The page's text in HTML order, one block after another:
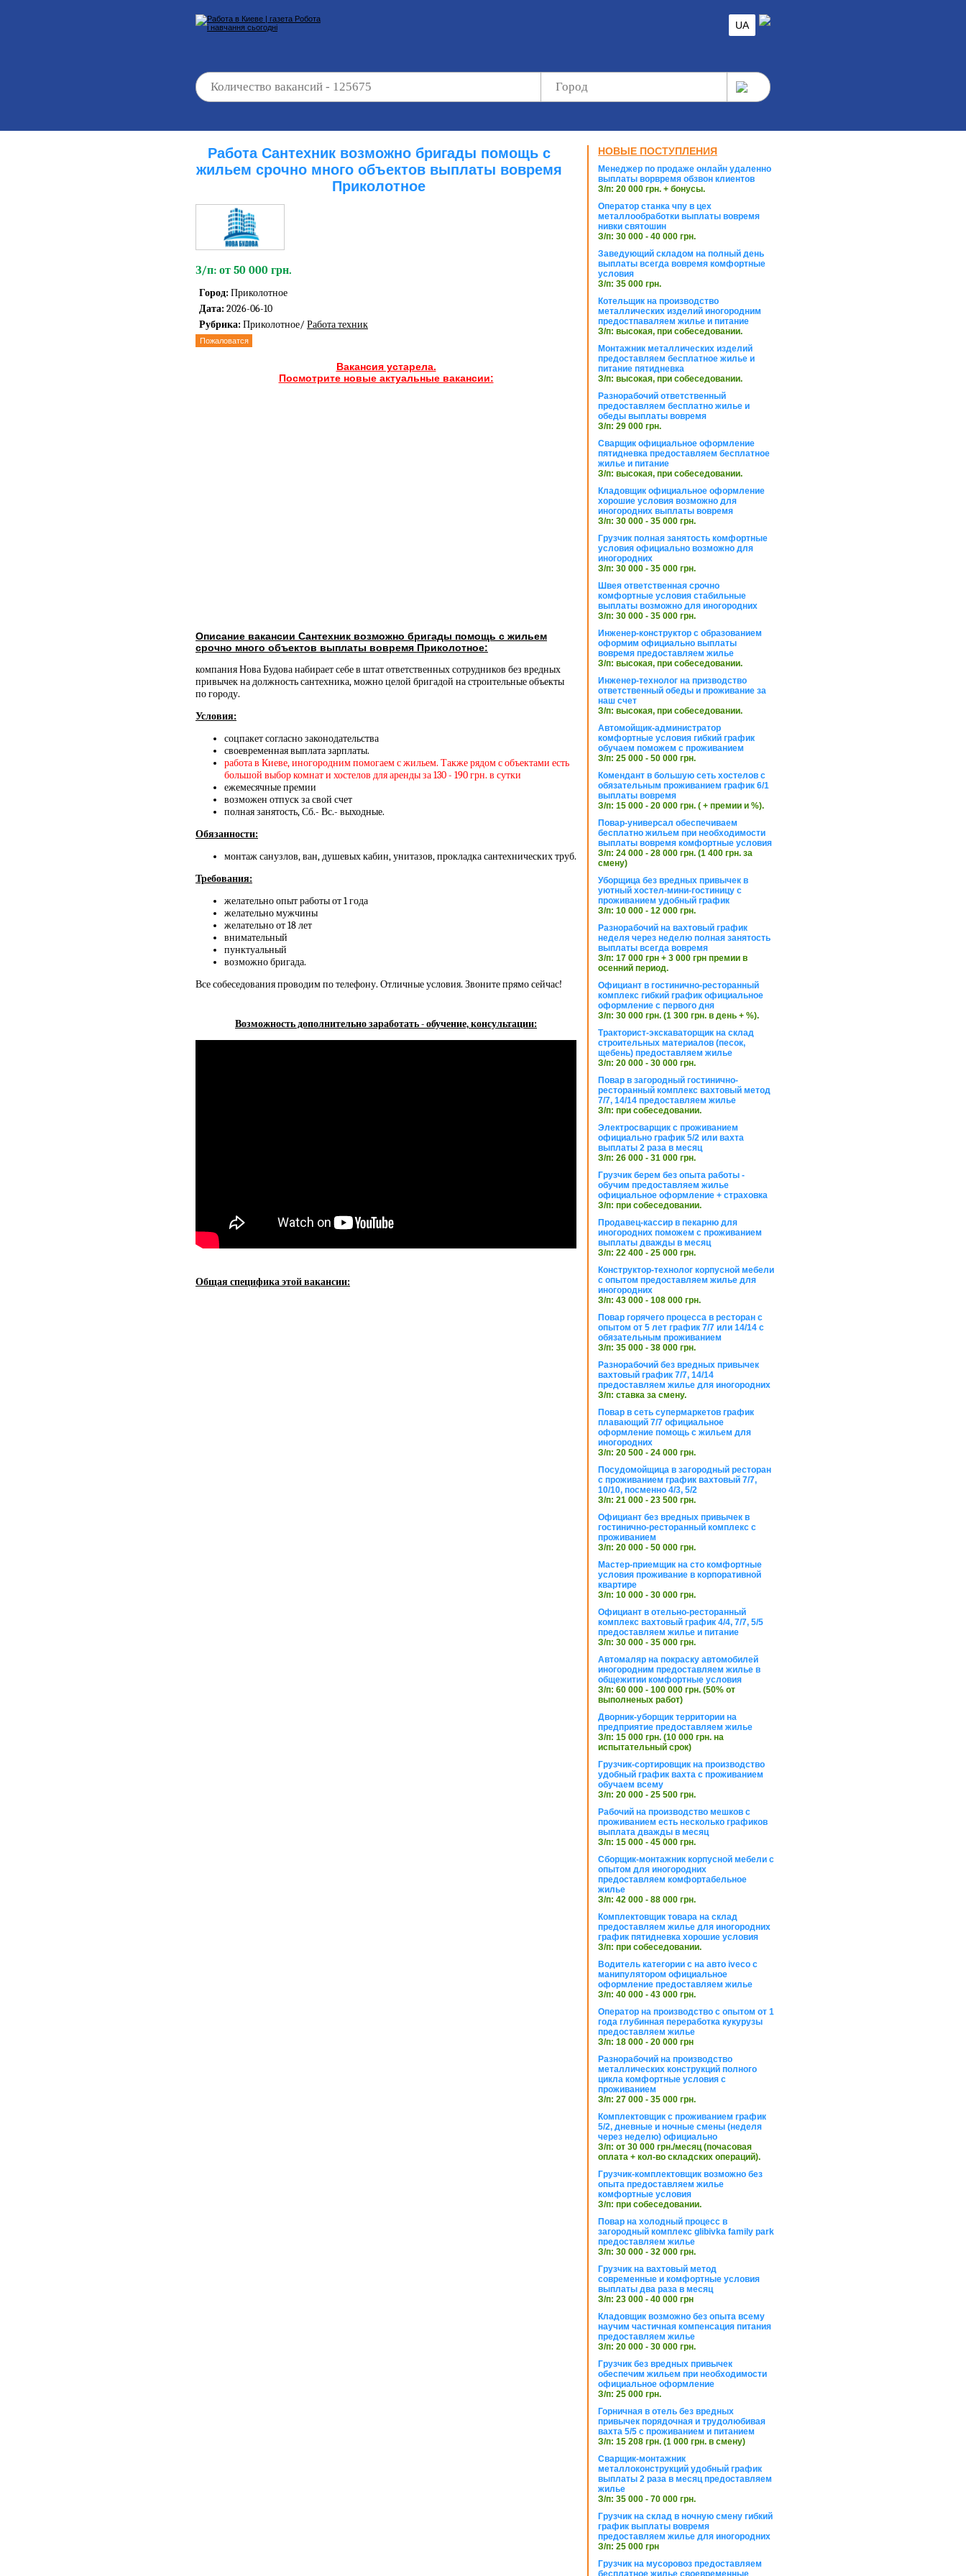
UA
Работа Сантехник возможно бригады помощь с
жильем срочно много объектов выплаты вовремя
Приколотное
З/п: от 50 000 грн.
Город: Приколотное
Дата: 2026-06-10
Рубрика: Приколотное/ Работа техник
Пожаловатся
Вакансия устарела.
Посмотрите новые актуальные вакансии:
Описание вакансии Сантехник возможно бригады помощь с жильем
срочно много объектов выплаты вовремя Приколотное:
компания Нова Будова набирает себе в штат ответственных сотрудников без вредных
привычек на должность сантехника, можно целой бригадой на строительные объекты
по городу.
Условия:
соцпакет согласно законодательства
своевременная выплата зарплаты.
работа в Киеве, иногородним помогаем с жильем. Также рядом с объектами есть
большой выбор комнат и хостелов для аренды за 130 - 190 грн. в сутки
ежемесячные премии
возможен отпуск за свой счет
полная занятость, Сб.- Вс.- выходные.
Обязанности:
монтаж санузлов, ван, душевых кабин, унитазов, прокладка сантехнических труб.
Требования:
желательно опыт работы от 1 года
желательно мужчины
желательно от 18 лет
внимательный
пунктуальный
возможно бригада.
Все собеседования проводим по телефону. Отличные условия. Звоните прямо сейчас!
Возможность дополнительно заработать - обучение, консультации:
Общая специфика этой вакансии:
НОВЫЕ ПОСТУПЛЕНИЯ
Менеджер по продаже онлайн удаленно
выплаты ворвремя обзвон клиентов
З/п: 20 000 грн. + бонусы.
Оператор станка чпу в цех
металлообработки выплаты вовремя
нивки святошин
З/п: 30 000 - 40 000 грн.
Заведующий складом на полный день
выплаты всегда вовремя комфортные
условия
З/п: 35 000 грн.
Котельщик на производство
металлических изделий иногородним
предостпаваляем жилье и питание
З/п: высокая, при собеседовании.
Монтажник металлических изделий
предоставляем бесплатное жилье и
питание пятидневка
З/п: высокая, при собеседовании.
Разнорабочий ответственный
предоставляем бесплатно жилье и
обеды выплаты вовремя
З/п: 29 000 грн.
Сварщик официальное оформление
пятидневка предоставляем бесплатное
жилье и питание
З/п: высокая, при собеседовании.
Кладовщик официальное оформление
хорошие условия возможно для
иногородних выплаты вовремя
З/п: 30 000 - 35 000 грн.
Грузчик полная занятость комфортные
условия официально возможно для
иногородних
З/п: 30 000 - 35 000 грн.
Швея ответственная срочно
комфортные условия стабильные
выплаты возможно для иногородних
З/п: 30 000 - 35 000 грн.
Инженер-конструктор с образованием
оформим официально выплаты
вовремя предоставляем жилье
З/п: высокая, при собеседовании.
Инженер-технолог на призводство
ответственный обеды и проживание за
наш счет
З/п: высокая, при собеседовании.
Автомойщик-администратор
комфортные условия гибкий график
обучаем поможем с проживанием
З/п: 25 000 - 50 000 грн.
Комендант в большую сеть хостелов с
обязательным проживанием график 6/1
выплаты вовремя
З/п: 15 000 - 20 000 грн. ( + премии и %).
Повар-универсал обеспечиваем
бесплатно жильем при необходимости
выплаты вовремя комфортные условия
З/п: 24 000 - 28 000 грн. (1 400 грн. за
смену)
Уборщица без вредных привычек в
уютный хостел-мини-гостиницу с
проживанием удобный график
З/п: 10 000 - 12 000 грн.
Разнорабочий на вахтовый график
неделя через неделю полная занятость
выплаты всегда вовремя
З/п: 17 000 грн + 3 000 грн премии в
осенний период.
Официант в гостинично-ресторанный
комплекс гибкий график официальное
оформление с первого дня
З/п: 30 000 грн. (1 300 грн. в день + %).
Тракторист-экскаваторщик на склад
строительных материалов (песок,
щебень) предоставляем жилье
З/п: 20 000 - 30 000 грн.
Повар в загородный гостинично-
ресторанный комплекс вахтовый метод
7/7, 14/14 предоставляем жилье
З/п: при собеседовании.
Электросварщик с проживанием
официально график 5/2 или вахта
выплаты 2 раза в месяц
З/п: 26 000 - 31 000 грн.
Грузчик берем без опыта работы -
обучим предоставляем жилье
официальное оформление + страховка
З/п: при собеседовании.
Продавец-кассир в пекарню для
иногородних поможем с проживанием
выплаты дважды в месяц
З/п: 22 400 - 25 000 грн.
Конструктор-технолог корпусной мебели
с опытом предоставляем жилье для
иногородних
З/п: 43 000 - 108 000 грн.
Повар горячего процесса в ресторан с
опытом от 5 лет график 7/7 или 14/14 с
обязательным проживанием
З/п: 35 000 - 38 000 грн.
Разнорабочий без вредных привычек
вахтовый график 7/7, 14/14
предоставляем жилье для иногородних
З/п: ставка за смену.
Повар в сеть супермаркетов график
плавающий 7/7 официальное
оформление помощь с жильем для
иногородних
З/п: 20 500 - 24 000 грн.
Посудомойщица в загородный ресторан
с проживанием график вахтовый 7/7,
10/10, посменно 4/3, 5/2
З/п: 21 000 - 23 500 грн.
Официант без вредных привычек в
гостинично-ресторанный комплекс с
проживанием
З/п: 20 000 - 50 000 грн.
Мастер-приемщик на сто комфортные
условия проживание в корпоративной
квартире
З/п: 10 000 - 30 000 грн.
Официант в отельно-ресторанный
комплекс вахтовый график 4/4, 7/7, 5/5
предоставляем жилье и питание
З/п: 30 000 - 35 000 грн.
Автомаляр на покраску автомобилей
иногородним предоставляем жилье в
общежитии комфортные условия
З/п: 60 000 - 100 000 грн. (50% от
выполненых работ)
Дворник-уборщик территории на
предприятие предоставляем жилье
З/п: 15 000 грн. (10 000 грн. на
испытательный срок)
Грузчик-сортировщик на производство
удобный график вахта с проживанием
обучаем всему
З/п: 20 000 - 25 500 грн.
Рабочий на производство мешков с
проживанием есть несколько графиков
выплата дважды в месяц
З/п: 15 000 - 45 000 грн.
Сборщик-монтажник корпусной мебели с
опытом для иногородних
предоставляем комфортабельное
жилье
З/п: 42 000 - 88 000 грн.
Комплектовщик товара на склад
предоставляем жилье для иногородних
график пятидневка хорошие условия
З/п: при собеседовании.
Водитель категории с на авто iveco с
манипулятором официальное
оформление предоставляем жилье
З/п: 40 000 - 43 000 грн.
Оператор на производство с опытом от 1
года глубинная переработка кукурузы
предоставляем жилье
З/п: 18 000 - 20 000 грн
Разнорабочий на производство
металлических конструкций полного
цикла комфортные условия с
проживанием
З/п: 27 000 - 35 000 грн.
Комплектовщик с проживанием график
5/2, дневные и ночные смены (неделя
через неделю) официально
З/п: от 30 000 грн./месяц (почасовая
оплата + кол-во складских операций).
Грузчик-комплектовщик возможно без
опыта предоставляем жилье
комфортные условия
З/п: при собеседовании.
Повар на холодный процесс в
загородный комплекс glibivka family park
предоставляем жилье
З/п: 30 000 - 32 000 грн.
Грузчик на вахтовый метод
современные и комфортные условия
выплаты два раза в месяц
З/п: 23 000 - 40 000 грн
Кладовщик возможно без опыта всему
научим частичная компенсация питания
предоставляем жилье
З/п: 20 000 - 30 000 грн.
Грузчик без вредных привычек
обеспечим жильем при необходимости
официальное оформление
З/п: 25 000 грн.
Горничная в отель без вредных
привычек порядочная и трудолюбивая
вахта 5/5 с проживанием и питанием
З/п: 15 208 грн. (1 000 грн. в смену)
Сварщик-монтажник
металлоконструкций удобный график
выплаты 2 раза в месяц предоставляем
жилье
З/п: 35 000 - 70 000 грн.
Грузчик на склад в ночную смену гибкий
график выплаты вовремя
предоставляем жилье для иногородних
З/п: 25 000 грн
Грузчик на мусоровоз предоставляем
бесплатное жилье своевременные